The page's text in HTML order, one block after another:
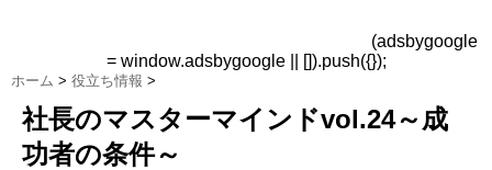
(adsbygoogle
= window.adsbygoogle || []).push({});
ホーム > 役立ち情報 >
社長のマスターマインドvol.24～成
功者の条件～